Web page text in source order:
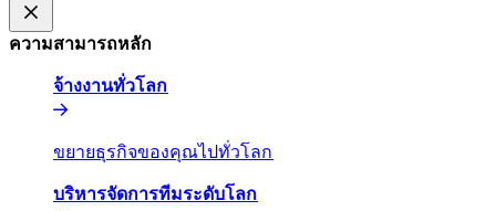
ความสามารถหลัก​​
จ้างงานทั่วโลก​​
ขยายธุรกิจของคุณไปทั่วโลก​​
บริหารจัดการทีมระดับโลก​​